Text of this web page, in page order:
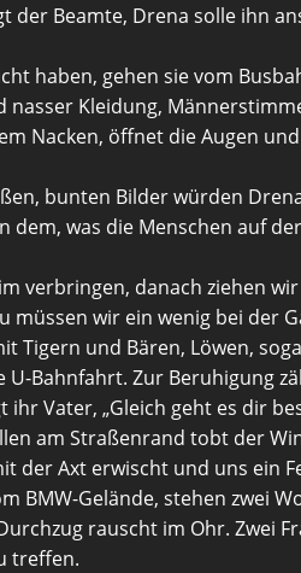
der Beamte, Drena solle ihn
haben, gehen sie vom
nasser Kleidung,
Nacken, öffnet die Augen
bunten Bilder würden
was die Menschen auf
verbringen, danach ziehen
wir ein wenig bei der
Tigern und Bären, Löwen,
Bahnfahrt. Zur Beruhigung
ihr Vater, „Gleich geht es dir
am Straßenrand tobt der
der Axt erwischt und uns ein
BMW-Gelände, stehen zwei
rauscht im Ohr. Zwei
treffen.